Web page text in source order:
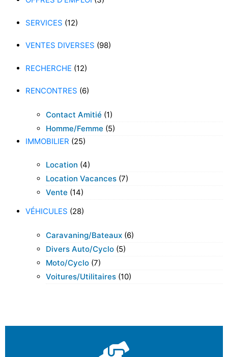
SERVICES (12)
VENTES DIVERSES (98)
RECHERCHE (12)
RENCONTRES (6)
Contact Amitié (1)
Homme/femme (5)
IMMOBILIER (25)
Location (4)
Location Vacances (7)
Vente (14)
VÉHICULES (28)
Caravaning/bateaux (6)
Divers Auto/cyclo (5)
Moto/cyclo (7)
Voitures/utilitaires (10)